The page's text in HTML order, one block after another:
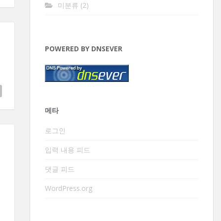
미분류 (2)
POWERED BY DNSEVER
메타
로그인
입력 내용 피드
댓글 피드
WordPress.org